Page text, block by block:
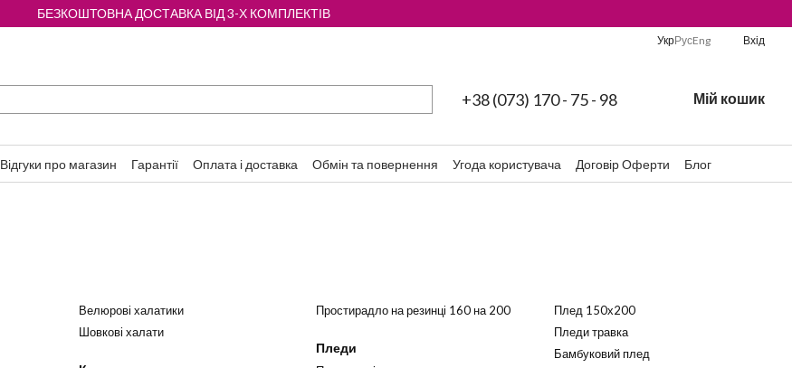
БЕЗКОШТОВНА ДОСТАВКА ВІД 3-Х КОМПЛЕКТІВ
УкрРусEng Вхід
+38 (073) 170 - 75 - 98 Мій кошик
Відгуки про магазин Гарантії Оплата і доставка Обмін та повернення Угода користувача Договір Оферти Блог
Велюрові халатики
Шовкові халати
Простирадло на резинці 160 на 200
Пледи
Плед 150х200
Пледи травка
Бамбуковий плед